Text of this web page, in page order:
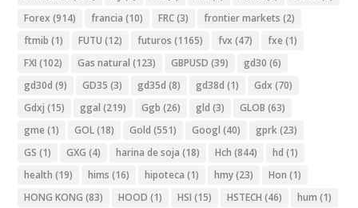
Forex (914) francia (10) FRC(3) frontier markets (2)
ftmib (1) FUTU (12) futuros (1165) fvx (47) fxe (1)
FXI (102) Gas natural (123) GBPUSD (39) gd30 (6)
gd30d (9) GD35 (3) gd35d (8) gd38d (1) Gdx (70)
Gdxj (15) ggal (219) Ggb (26) gld (3) GLOB (63)
gme (1) GOL(18) Gold (551) Googl (40) gprk(23)
GS (1) GXG (4) harina de soja (18) Hch (844) hd (1)
health (19) hims (16) hipoteca (1) hmy(23) Hon (1)
HONG KONG (83) HOOD (1) HSI (15) HSTECH (46) hum (1)